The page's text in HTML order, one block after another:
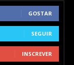
GOSTAR
SEGUIR
INSCREVER